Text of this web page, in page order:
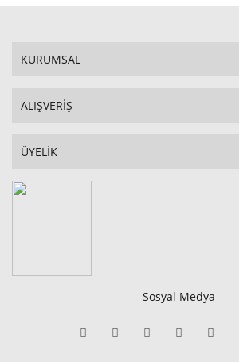
KURUMSAL
ALIŞVERİŞ
ÜYELİK
Sosyal Medya